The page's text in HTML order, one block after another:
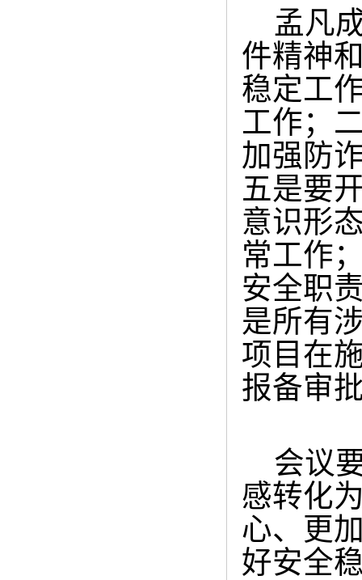
孟凡成
件精神
稳定工
工作；
加强防
五是要
意识形
常工作
安全职
是所有
项目在
报备审
会议要
感转化
心、更
好安全